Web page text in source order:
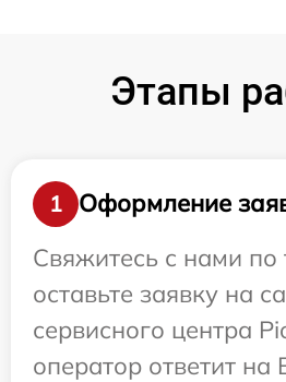
Этапы
1
Оформление
Свяжитесь с нами
оставьте заявку на
сервисного центра
оператор ответит